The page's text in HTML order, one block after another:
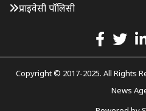
प्राइवेसी पॉलिसी
Copyright © 2017-2025. All Rights
News